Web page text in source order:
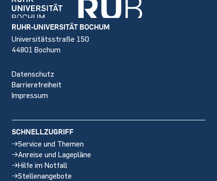
Footer
RUHR-UNIVERSITÄT BOCHUM
Universitätsstraße 150
44801 Bochum
Datenschutz
Barrierefreiheit
Impressum
SCHNELLZUGRIFF
Service und Themen
Anreise und Lagepläne
Hilfe im Notfall
Stellenangebote